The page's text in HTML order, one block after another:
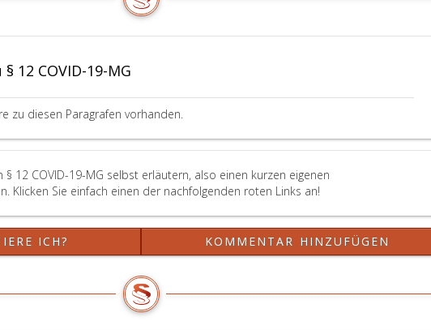
12 COVID-19-MG
zu diesen Paragrafen vorhanden.
12 COVID-19-MG selbst erläutern, also einen kurzen eigenen
Klicken Sie einfach einen der nachfolgenden roten Links an!
ICH? KOMMENTAR HINZUFÜGEN